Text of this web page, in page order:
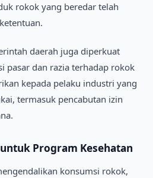
rokok yang beredar telah
daerah juga diperkuat
pasar dan razia terhadap rokok
kepada pelaku industri yang
termasuk pencabutan izin
Program Kesehatan
konsumsi rokok,